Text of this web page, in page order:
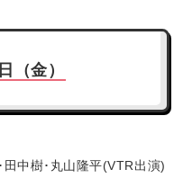
（金）
中樹･丸山隆平(VTR出演)